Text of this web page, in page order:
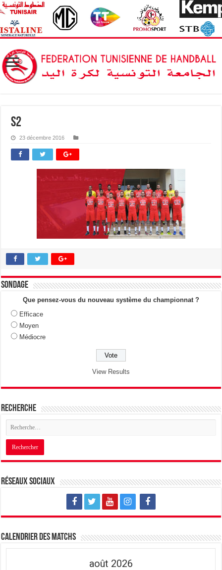
s2
23 décembre 2016
Sondage
Que pensez-vous du nouveau système du championnat ?
Efficace
Moyen
Médiocre
View Results
Recherche
Réseaux sociaux
Calendrier des matchs
août 2026